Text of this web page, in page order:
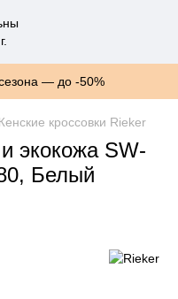
— до -50%
кроссовки Rieker
экокожа SW-
Белый